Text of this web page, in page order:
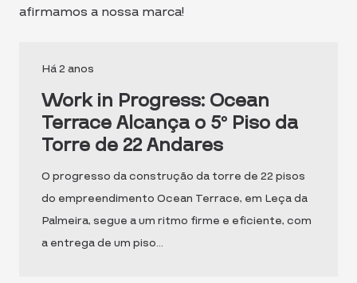
afirmamos a nossa marca!
Há 2 anos
Work in Progress: Ocean
Terrace Alcança o 5º Piso da
Torre de 22 Andares
O progresso da construção da torre de 22 pisos
do empreendimento Ocean Terrace, em Leça da
Palmeira, segue a um ritmo firme e eficiente, com
a entrega de um piso…